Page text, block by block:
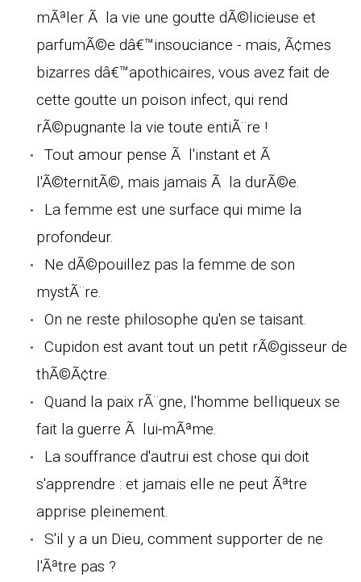
mÃªler Ã la vie une goutte dÃ©licieuse et
parfumÃ©e dâ€™insouciance - mais, Ã¢mes
bizarres dâ€™apothicaires, vous avez fait de
cette goutte un poison infect, qui rend
rÃ©pugnante la vie toute entiÃ¨re !
Tout amour pense Ã l'instant et Ã
l'Ã©ternitÃ©, mais jamais Ã la durÃ©e.
La femme est une surface qui mime la
profondeur.
Ne dÃ©pouillez pas la femme de son
mystÃ¨re.
On ne reste philosophe qu'en se taisant.
Cupidon est avant tout un petit rÃ©gisseur de
thÃ©Ã¢tre.
Quand la paix rÃ¨gne, l'homme belliqueux se
fait la guerre Ã lui-mÃªme.
La souffrance d'autrui est chose qui doit
s'apprendre : et jamais elle ne peut Ãªtre
apprise pleinement.
S'il y a un Dieu, comment supporter de ne
l'Ãªtre pas ?